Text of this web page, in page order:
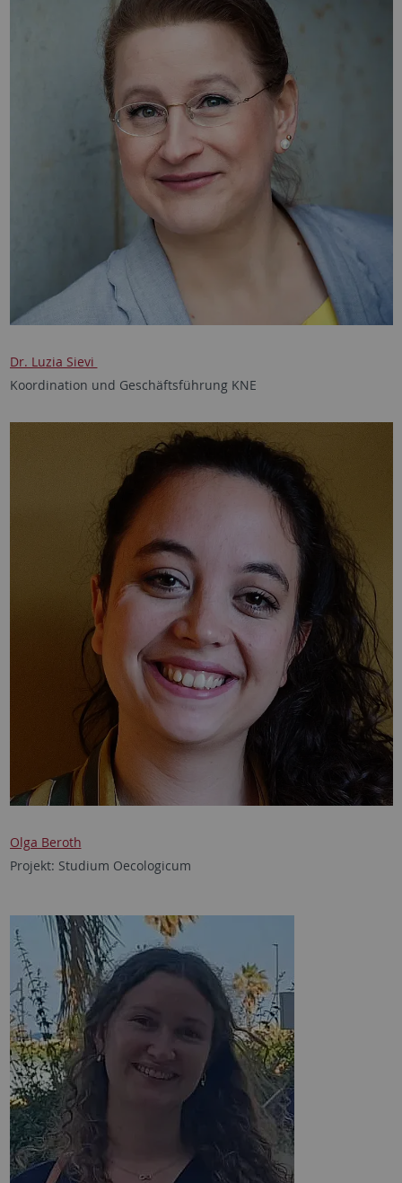
Dr. Luzia Sievi
Koordination und Geschäftsführung KNE
Olga Beroth
Projekt: Studium Oecologicum